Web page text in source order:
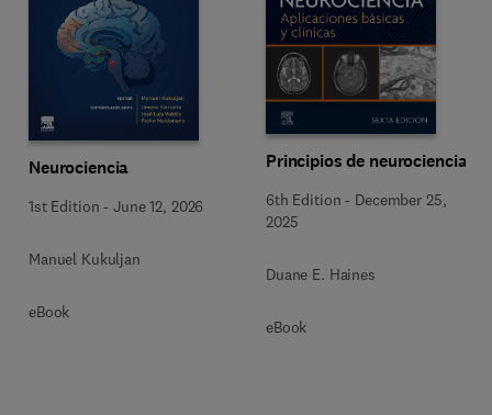
Neurociencia
1st Edition -June 12, 2026
Manuel Kukuljan
eBook
Principios de neurociencia
6th Edition - December 25,
2025
Duane E. Haines
eBook